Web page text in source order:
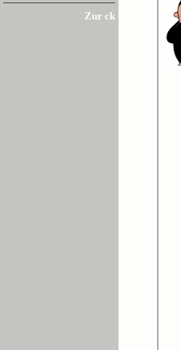
Zur ck